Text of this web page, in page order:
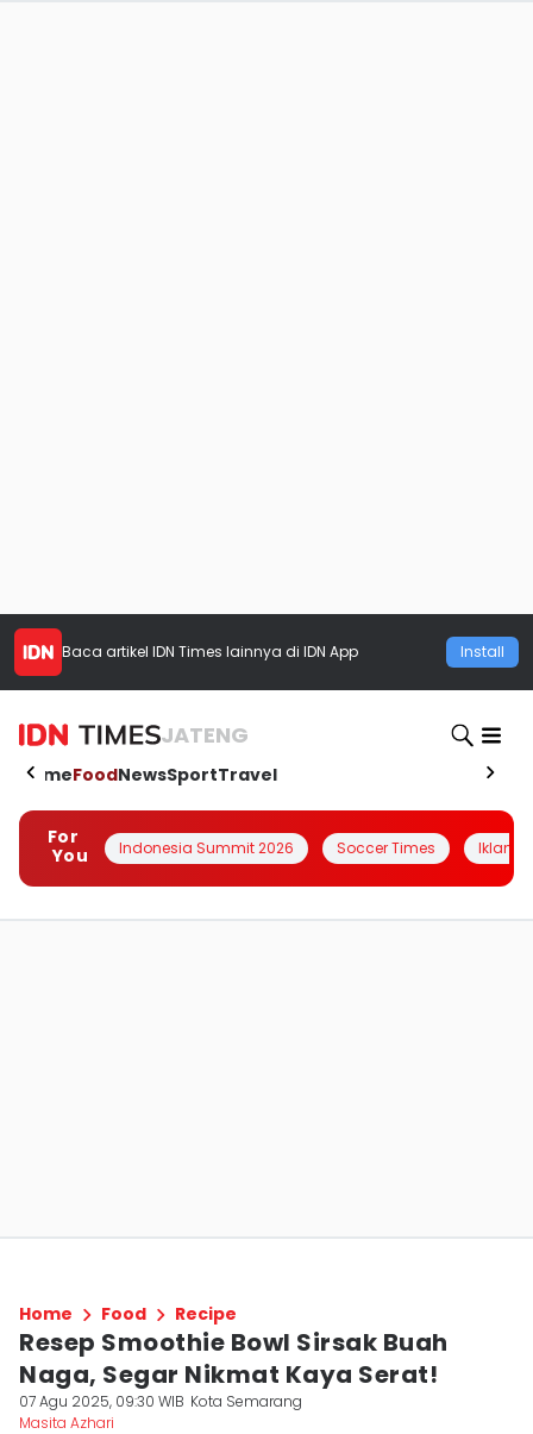
Baca artikel IDN Times lainnya di IDN App Install
JATENG
HomeFoodNewsSportTravel
For
You
Indonesia Summit 2026 Soccer Times Iklanin
Home Food Recipe
Resep Smoothie Bowl Sirsak Buah
Naga, Segar Nikmat Kaya Serat!
07 Agu 2025, 09:30 WIB Kota Semarang
Masita Azhari